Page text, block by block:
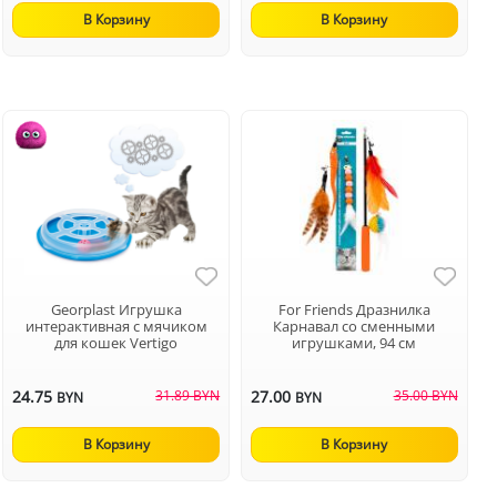
В Корзину В Корзину
Georplast Игрушка
интерактивная с мячиком
для кошек Vertigo
24.75 BYN 31.89 BYN
В Корзину
For Friends Дразнилка
Карнавал со сменными
игрушками, 94 см
27.00 BYN 35.00 BYN
В Корзину